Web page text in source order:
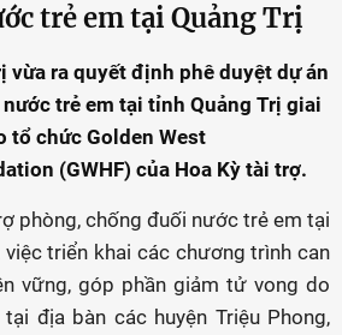
trẻ em tại Quảng Trị
vừa ra quyết định phê duyệt dự án
trẻ em tại tỉnh Quảng Trị giai
tổ chức Golden West
(GWHF) của Hoa Kỳ tài trợ.
phòng, chống đuối nước trẻ em tại
việc triển khai các chương trình can
vững, góp phần giảm tử vong do
địa bàn các huyện Triệu Phong,